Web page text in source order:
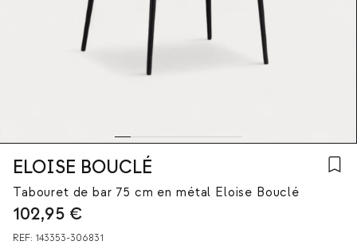
ELOISE BOUCLÉ
Tabouret de bar 75 cm en métal Eloise Bouclé
102,95 €
REF: 143353-306831